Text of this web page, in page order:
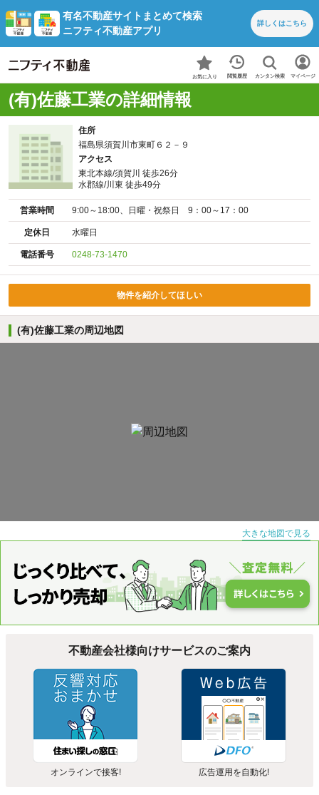
有名不動産サイトまとめて検索
ニフティ不動産アプリ
詳しくはこちら
お気に入り 閲覧履歴 カンタン検索 マイページ
(有)佐藤工業の詳細情報
住所
福島県須賀川市東町６２－９
アクセス
東北本線/須賀川 徒歩26分
水郡線/川東 徒歩49分
営業時間 9:00～18:00、日曜・祝祭日 9：00～17：00
定休日 水曜日
電話番号 0248-73-1470
物件を紹介してほしい
(有)佐藤工業の周辺地図
大きな地図で見る
不動産会社様向けサービスのご案内
オンラインで接客! 広告運用を自動化!